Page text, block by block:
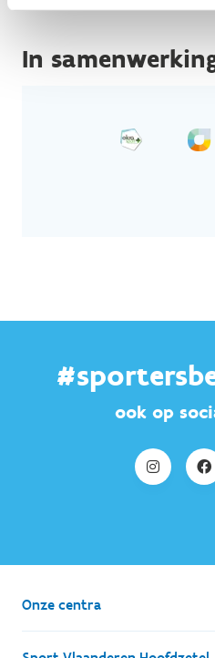
In
ook op
Onze centra